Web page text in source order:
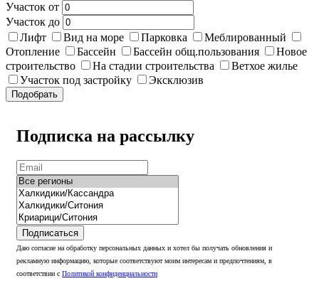
Участок от
Участок до
Лифт
Вид на море Парковка
Меблированный
Отопление
Бассейн Бассейн общ.пользования
Новое
строительство
На стадии строительства
Ветхое жилье
Участок под застройку
Эксклюзив
Подобрать
Подписка на рассылку
Подписаться
Даю согласие на обработку персональных данных и хотел бы получать обновления и
рекламную информацию, которые соответствуют моим интересам и предпочтениям, в
соответствии с Политикой конфиденциальности